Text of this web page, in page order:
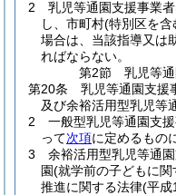
2
乳児等通園支援事業
し、市町村(特別区を含
場合は、当該指導又は
ればならない。
第2節
乳児等
第20条
乳児等通園支援
及び余裕活用型乳児等
2
一般型乳児等通園支
って次項に定めるもの
3
余裕活用型乳児等通
園(就学前の子どもに
推進に関する法律(平成